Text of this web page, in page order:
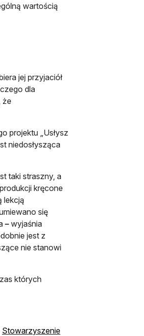
wartością
jej przyjaciół
dla
że
projektu „Usłysz
niedosłysząca
taki straszny, a
kręcone
lekcją
się
– wyjaśnia
jest z
nie stanowi
których
Stowarzyszenie